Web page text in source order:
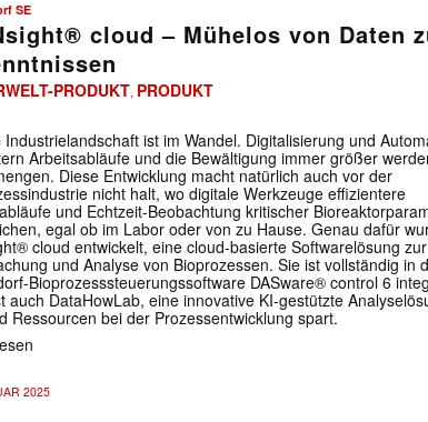
SE
cloud – Mühelos von Daten
PRODUKT, PRODUKT
Industrielandschaft ist im Wandel. Digitalisierung und
Arbeitsabläufe und die Bewältigung immer größer
Diese Entwicklung macht natürlich auch vor der
nicht halt, wo digitale Werkzeuge effizientere
und Echtzeit-Beobachtung kritischer
egal ob im Labor oder von zu Hause. Genau dafür
cloud entwickelt, eine cloud-basierte Softwarelösung zur
und Analyse von Bioprozessen. Sie ist vollständig in
Bioprozesssteuerungssoftware DASware® control 6
auch DataHowLab, eine innovative KI-gestützte
Ressourcen bei der Prozessentwicklung spart.
2025